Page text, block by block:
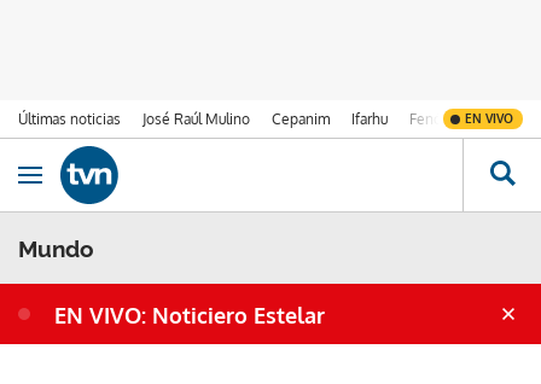
Últimas noticias José Raúl Mulino Cepanim Ifarhu Fenómeno de El
EN VIVO
Ir al contenido
Obrir navegació
Mundo
EN VIVO: Noticiero Estelar